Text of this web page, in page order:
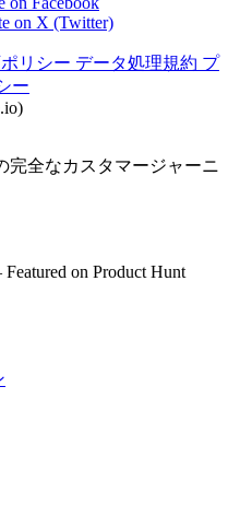
リシー データ処理規約 プ
ー
完全なカスタマージャーニ